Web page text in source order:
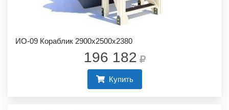
ИО-09 Кораблик 2900х2500х2380
196 182
Купить